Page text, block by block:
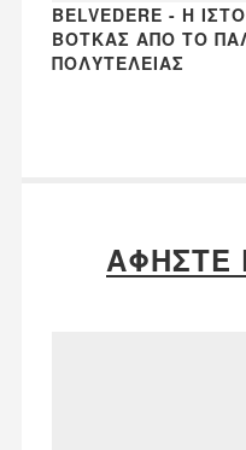
BELVEDERE - Η
ΒΌΤΚΑΣ ΑΠΌ ΤΟ
ΠΟΛΥΤΈΛΕΙΑΣ
ΑΦΉΣΤΕ